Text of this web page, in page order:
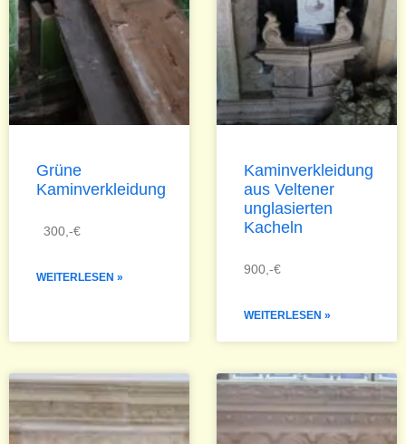
Grüne
Kaminverkleidung
300,-€
WEITERLESEN »
Kaminverkleidung
aus Veltener
unglasierten
Kacheln
900,-€
WEITERLESEN »